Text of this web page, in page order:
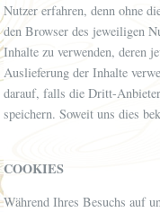
Nutzer erfahren, denn ohne
den Browser des jeweiligen
Inhalte zu verwenden, deren
Auslieferung der Inhalte
darauf, falls die Dritt-
speichern. Soweit uns dies
COOKIES
Während Ihres Besuchs auf